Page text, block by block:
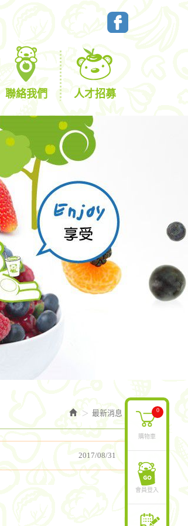
聯絡我們 人才招募
最新消息
2017/08/31
購物車
0
會員登入